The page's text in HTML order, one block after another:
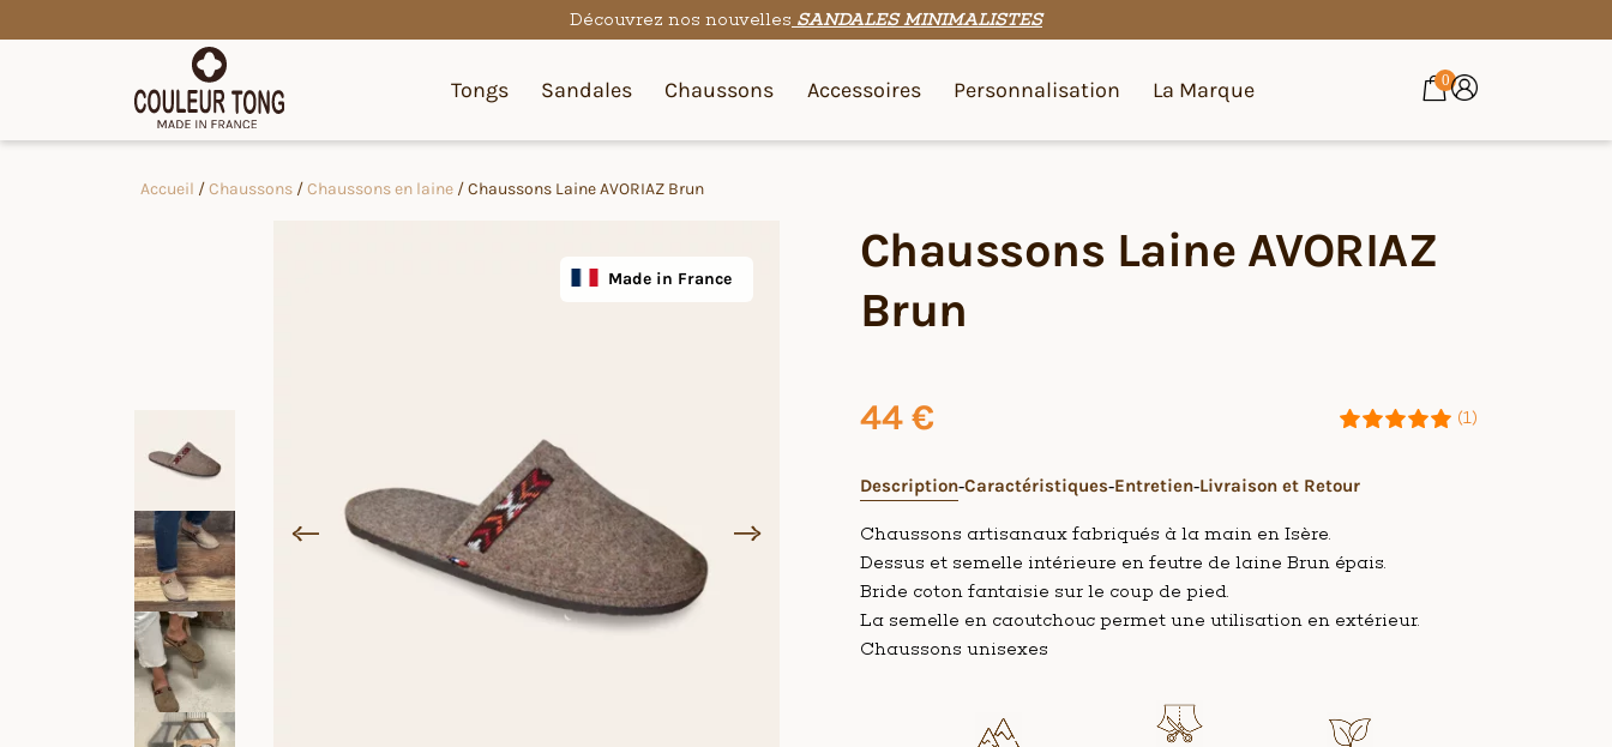
Découvrez nos nouvelles SANDALES MINIMALISTES
Tongs Sandales Chaussons Accessoires Personnalisation La Marque 0
Accueil /Chaussons /Chaussons en laine / Chaussons Laine AVORIAZ Brun
Made in France
Chaussons Laine AVORIAZ
Brun
44€ (1)
Description Caractéristiques Entretien Livraison et Retour
Chaussons artisanaux fabriqués à la main en Isère.
Dessus et semelle intérieure en feutre de laine Brun épais.
Bride coton fantaisie sur le coup de pied.
La semelle en caoutchouc permet une utilisation en extérieur.
Chaussons unisexes
Poids par taille